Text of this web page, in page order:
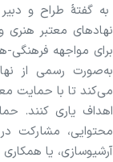
به گفتهٔ طراح و
نهادهای معتبر هنری
برای مواجهه فرهنگی-
به‌صورت رسمی از
می‌کند تا با حمایت
اهداف یاری کنند.
محتوایی، مشارکت
آرشیوسازی، یا